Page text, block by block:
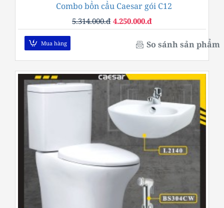
Combo bồn cầu Caesar gói C12
4.250.000.đ
5.314.000.đ
Mua hàng So sánh sản phẩm